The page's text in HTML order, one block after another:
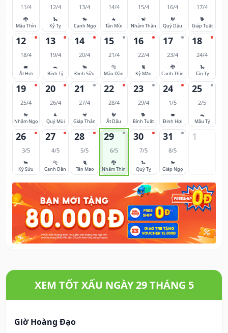
11/4
🐉
Mậu Thìn
12/4
🐍
Kỷ Tỵ
13/4
🐎
Canh Ngọ
14/4
🐐
Tân Mùi
15/4
🐒
Nhâm Thân
16/4
🐓
Quý Dậu
17/4
🐕
Giáp Tuất
12
18/4
🐖
Ất Hợi
13
19/4
🐀
Bính Tý
14
20/4
🐂
Đinh Sửu
15
21/4
🐅
Mậu Dần
16
22/4
🐈
Kỷ Mão
17
23/4
🐉
Canh Thìn
18
24/4
🐍
Tân Tỵ
19
25/4
🐎
Nhâm Ngọ
20
26/4
🐐
Quý Mùi
21
27/4
🐒
Giáp Thân
22
28/4
🐓
Ất Dậu
23
29/4
🐕
Bính Tuất
24
1/5
🐖
Đinh Hợi
25
2/5
🐀
Mậu Tý
26
3/5
🐂
Kỷ Sửu
27
4/5
🐅
Canh Dần
28
5/5
🐈
Tân Mão
29
6/5
🐉
Nhâm Thìn
30
7/5
🐍
Quý Tỵ
31
8/5
🐎
Giáp Ngọ
1
XEM TỐT XẤU NGÀY 29 THÁNG 5
Giờ Hoàng Đạo